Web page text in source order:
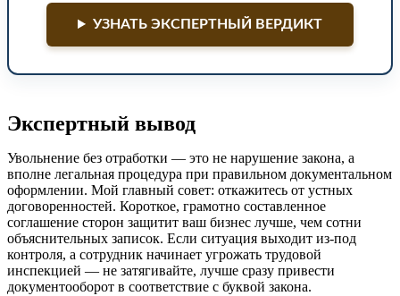
УЗНАТЬ ЭКСПЕРТНЫЙ ВЕРДИКТ
Экспертный вывод
Увольнение без отработки — это не нарушение закона, а
вполне легальная процедура при правильном документальном
оформлении. Мой главный совет: откажитесь от устных
договоренностей. Короткое, грамотно составленное
соглашение сторон защитит ваш бизнес лучше, чем сотни
объяснительных записок. Если ситуация выходит из-под
контроля, а сотрудник начинает угрожать трудовой
инспекцией — не затягивайте, лучше сразу привести
документооборот в соответствие с буквой закона.